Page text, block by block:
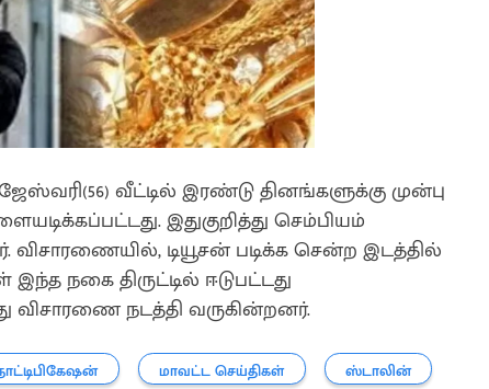
வீட்டில் இரண்டு தினங்களுக்கு முன்பு
இதுகுறித்து செம்பியம்
டியூசன் படிக்க சென்ற இடத்தில்
நகை திருட்டில் ஈடுபட்டது
விசாரணை நடத்தி வருகின்றனர்.
மாவட்ட செய்திகள் ஸ்டாலின்